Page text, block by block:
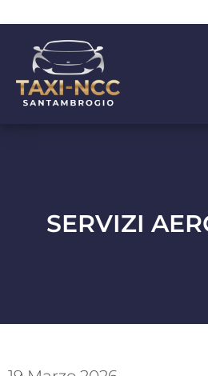
SERVIZI